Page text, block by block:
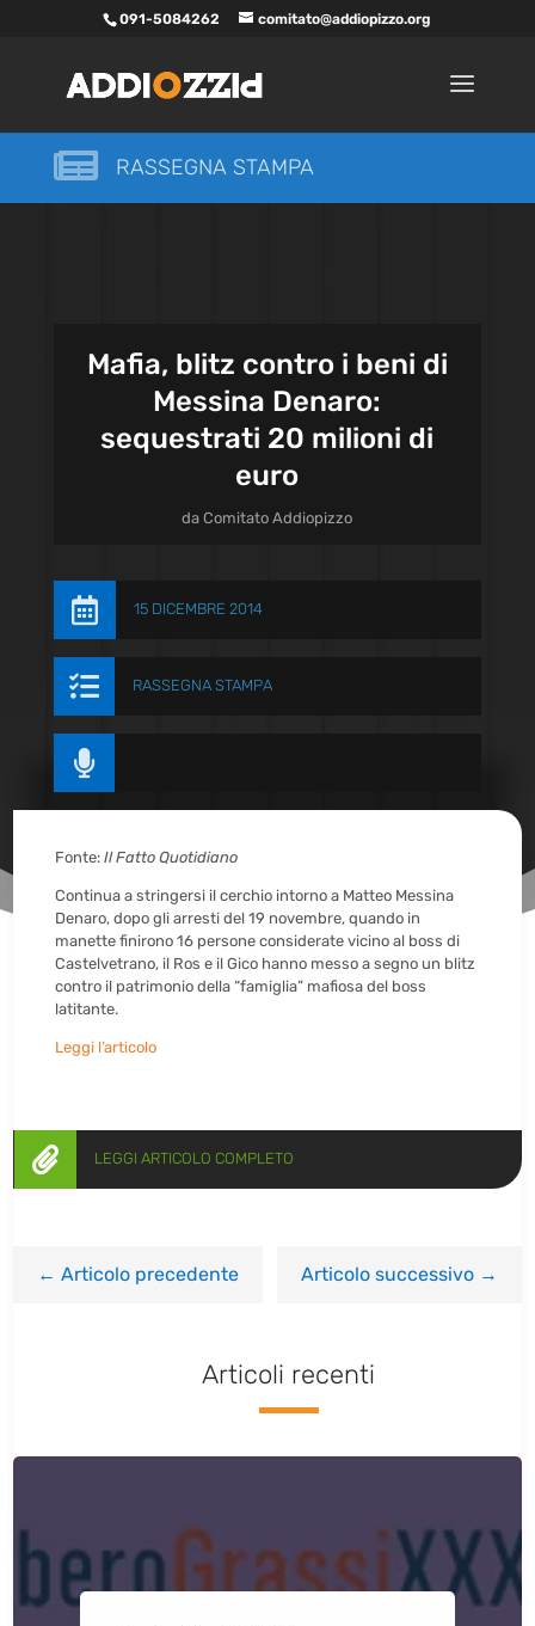
091-5084262 comitato@addiopizzo.org
 RASSEGNA STAMPA
Mafia, blitz contro i beni di
Messina Denaro:
sequestrati 20 milioni di
euro
daComitato Addiopizzo
 15 DICEMBRE 2014
 RASSEGNA STAMPA

Fonte:Il Fatto Quotidiano
Continua a stringersi il cerchio intorno a Matteo Messina
Denaro, dopo gli arresti del 19 novembre, quando in
manette finirono 16 persone considerate vicino al boss di
Castelvetrano, il Ros e il Gico hanno messo a segno un blitz
contro il patrimonio della “famiglia” mafiosa del boss
latitante.
Leggi l’articolo
 LEGGI ARTICOLO COMPLETO
←Articolo precedente Articolo successivo→
Articoli recenti